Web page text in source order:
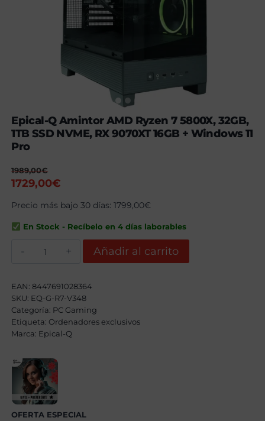
Epical-Q Amintor AMD Ryzen 7 5800X, 32GB,
1TB SSD NVME, RX 9070XT 16GB + Windows 11
Pro
1989,00€
El
original
era:
1989,00€.
1729,00€
actual
es:
Precio más bajo 30 días:1799,00€
En Stock - Recíbelo en 4 días laborables
Ryzen
7
5800X,
32GB,
1TB
SSD
NVME,
9070XT
16GB
+
Windows
11
Pro
cantidad
Añadir al carrito
EAN:8447691028364
SKU: EQ-G-R7-V348
Categoría: PC Gaming
Etiqueta: Ordenadores exclusivos
Marca: Epical-Q
OFERTA ESPECIAL